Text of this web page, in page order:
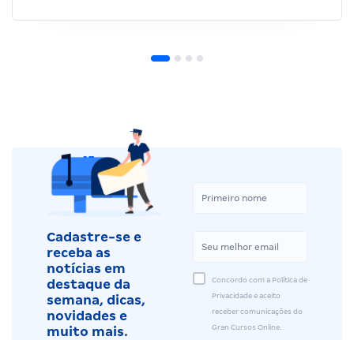
Cadastre-se e
receba as
notícias em
destaque da
semana, dicas,
novidades e
muito mais.
Concordo com a Política de
Privacidade e aceito
receber comunicações do
Gran Cursos Online.